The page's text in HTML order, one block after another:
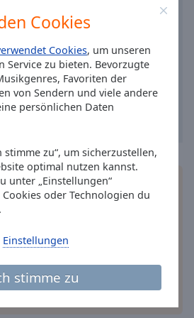
Cookies
Cookies, um unseren
Service zu bieten. Bevorzugte
Favoriten der
von Sendern und viele andere
persönlichen Daten
stimme zu“, um sicherzustellen,
optimal nutzen kannst.
unter „Einstellungen“
oder Technologien du
stimme zu
Einstellungen
gratisGratisappauf Ihrem
Radio Box-App und hören
online an, wo Sie immer
Optionen